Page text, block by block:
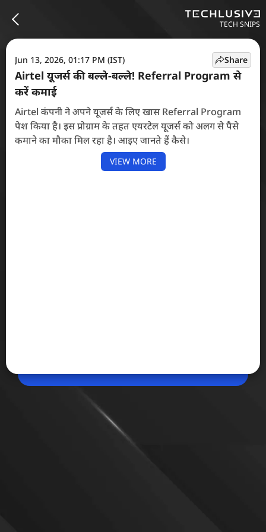
TECH SNIPS
Jun 13, 2026, 01:17 PM (IST)
Airtel यूजर्स की बल्ले-बल्ले! Referral Program से
करें कमाई
Airtel कंपनी ने अपने यूजर्स के लिए खास Referral Program
पेश किया है। इस प्रोग्राम के तहत एयरटेल यूजर्स को अलग से पैसे
कमाने का मौका मिल रहा है। आइए जानते हैं कैसे।
VIEW MORE
Share
Jun 13, 2026, 10:01 AM (IST)
Free Fire Max नहीं मिल रही जीत, अपनाएं ये टिप्स
Free Fire Max में बार-बार नॉक आउट होने से परेशान हो गए हैं,
तो ज्यादा टेंशन लेने की जरूरत नहीं है। यहां कुछ टिप्स दिए गए हैं,
Share